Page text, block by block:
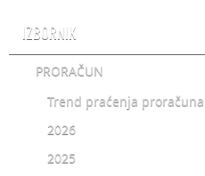
IZBORNIK
PRORAČUN
Trend praćenja proračuna
2026
2025